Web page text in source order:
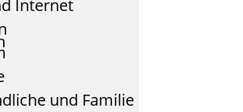
Internet
und Familie